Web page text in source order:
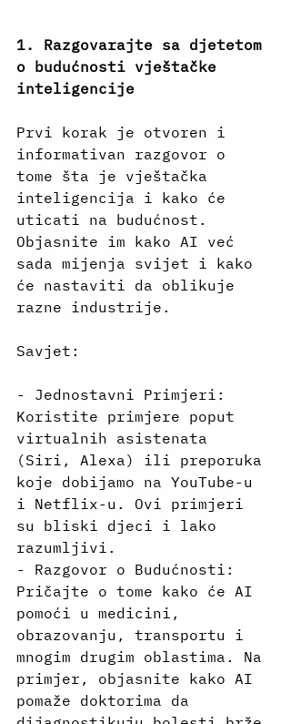
1. Razgovarajte sa djetetom
o budućnosti vještačke
inteligencije
Prvi korak je otvoren i
informativan razgovor o
tome šta je vještačka
inteligencija i kako će
uticati na budućnost.
Objasnite im kako AI već
sada mijenja svijet i kako
će nastaviti da oblikuje
razne industrije.
Savjet:
- Jednostavni Primjeri:
Koristite primjere poput
virtualnih asistenata
(Siri, Alexa) ili preporuka
koje dobijamo na YouTube-u
i Netflix-u. Ovi primjeri
su bliski djeci i lako
razumljivi.
- Razgovor o Budućnosti:
Pričajte o tome kako će AI
pomoći u medicini,
obrazovanju, transportu i
mnogim drugim oblastima. Na
primjer, objasnite kako AI
pomaže doktorima da